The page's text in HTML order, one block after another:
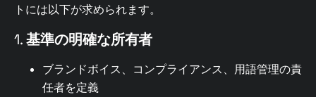
トには以下が求められます。
1.基準の明確な所有者
ブランドボイス、コンプライアンス、用語管理の責
任者を定義